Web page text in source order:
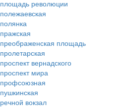
площадь революции
полежаевская
полянка
пражская
преображенская площадь
пролетарская
проспект вернадского
проспект мира
профсоюзная
пушкинская
речной вокзал